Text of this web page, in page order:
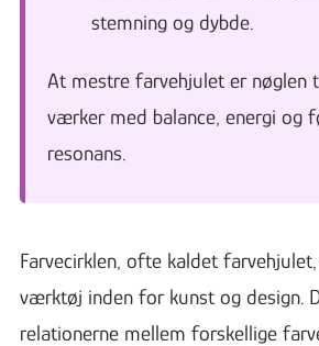
stemning og dybde.
At mestre farvehjulet er nøglen
værker med balance, energi og
resonans.
Farvecirklen, ofte kaldet
værktøj inden for kunst og design.
relationerne mellem forskellige